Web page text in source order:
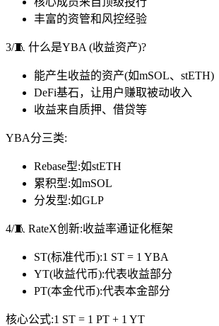
丰富的资管和风控经验
3/🧵 什么是YBA (收益资产)?
能产生收益的资产(如mSOL、stETH)
DeFi基石，让用户赚取被动收入
收益来自质押、借贷等
YBA分三类:
Rebase型:如stETH
累积型:如mSOL
分发型:如GLP
4/🧵 RateX创新:收益率通证化框架
ST(标准代币):1 ST = 1 YBA
YT(收益代币):代表收益部分
PT(本金代币):代表本金部分
核心公式:1 ST = 1 PT + 1 YT